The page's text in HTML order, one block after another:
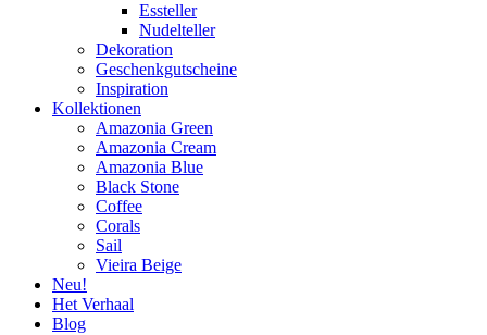
Essteller
Nudelteller
Dekoration
Geschenkgutscheine
Inspiration
Kollektionen
Amazonia Green
Amazonia Cream
Amazonia Blue
Black Stone
Coffee
Corals
Sail
Vieira Beige
Neu!
Het Verhaal
Blog